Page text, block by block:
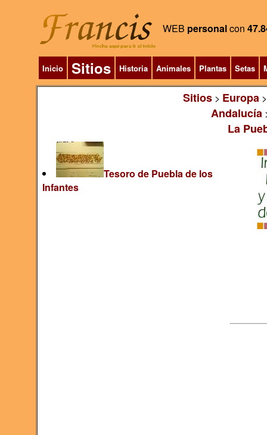
WEB personalcon
Inicio Sitios Historia Animales Plantas Setas
Sitios> Europa
Andalucía
La
Tesoro de Puebla de los
Infantes